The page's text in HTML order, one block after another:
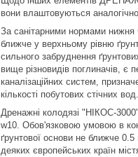
вони влаштовуються
За санітарними нормами нижня
ближче у верхньому рівню
сильного забруднення
вище різновидів поглиначів,
каналізаційних систем,
кількості побутових стічних
Дренажні колодязі "НІКОС-
w10. Обов'язковою умовою в
ґрунтової основи не ближче
деяких європейських країн